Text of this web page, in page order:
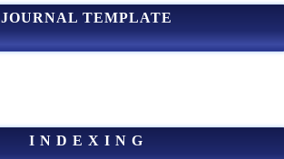
JOURNAL TEMPLATE
I N D E X I N G